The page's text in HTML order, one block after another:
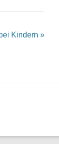
Kindern »